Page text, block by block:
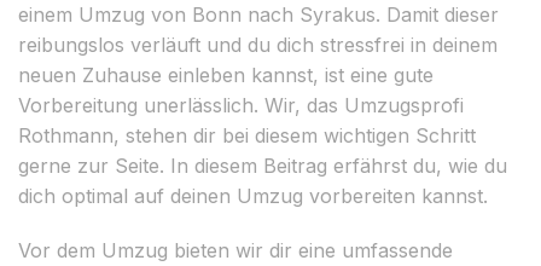
einem Umzug von Bonn nach Syrakus. Damit dieser
reibungslos verläuft und du dich stressfrei in deinem
neuen Zuhause einleben kannst, ist eine gute
Vorbereitung unerlässlich. Wir, das Umzugsprofi
Rothmann, stehen dir bei diesem wichtigen Schritt
gerne zur Seite. In diesem Beitrag erfährst du, wie du
dich optimal auf deinen Umzug vorbereiten kannst.
Vor dem Umzug bieten wir dir eine umfassende